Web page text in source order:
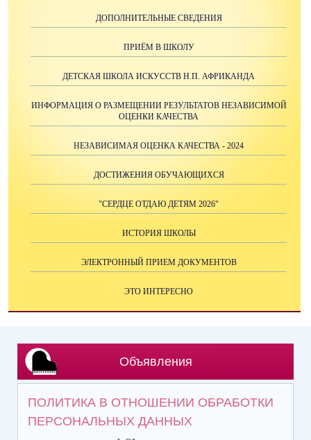
ДОПОЛНИТЕЛЬНЫЕ СВЕДЕНИЯ
ПРИЁМ В ШКОЛУ
ДЕТСКАЯ ШКОЛА ИСКУССТВ Н.П. АФРИКАНДА
ИНФОРМАЦИЯ О РАЗМЕЩЕНИИ РЕЗУЛЬТАТОВ НЕЗАВИСИМОЙ
ОЦЕНКИ КАЧЕСТВА
НЕЗАВИСИМАЯ ОЦЕНКА КАЧЕСТВА - 2024
ДОСТИЖЕНИЯ ОБУЧАЮЩИХСЯ
"СЕРДЦЕ ОТДАЮ ДЕТЯМ 2026"
ИСТОРИЯ ШКОЛЫ
ЭЛЕКТРОННЫЙ ПРИЕМ ДОКУМЕНТОВ
ЭТО ИНТЕРЕСНО
Объявления
ПОЛИТИКА В ОТНОШЕНИИ ОБРАБОТКИ
ПЕРСОНАЛЬНЫХ ДАННЫХ